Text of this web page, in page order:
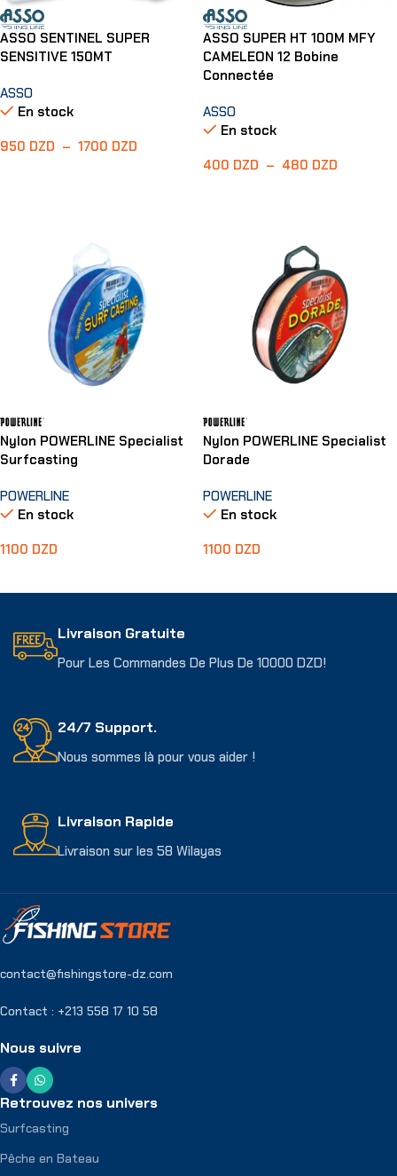
ASSO SENTINEL SUPER
SENSITIVE 150MT
ASSO
En stock
950 DZD – 1700 DZD
ASSO SUPER HT 100M MFY
CAMELEON 12 Bobine
Connectée
ASSO
En stock
400 DZD – 480 DZD
Nylon POWERLINE Specialist
Surfcasting
POWERLINE
En stock
1100 DZD
Nylon POWERLINE Specialist
Dorade
POWERLINE
En stock
1100 DZD
Livraison Gratuite
Pour Les Commandes De Plus De 10000 DZD!
24/7 Support.
Nous sommes là pour vous aider !
Livraison Rapide
Livraison sur les 58 Wilayas
contact@fishingstore-dz.com
Contact : +213 558 17 10 58
Nous suivre
Retrouvez nos univers
Surfcasting
Pêche en Bateau